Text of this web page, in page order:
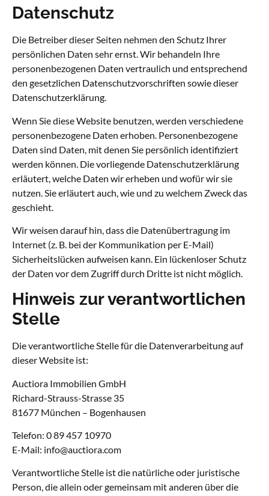
Datenschutz
Die Betreiber dieser Seiten nehmen den Schutz Ihrer
persönlichen Daten sehr ernst. Wir behandeln Ihre
personenbezogenen Daten vertraulich und entsprechend
den gesetzlichen Datenschutzvorschriften sowie dieser
Datenschutzerklärung.
Wenn Sie diese Website benutzen, werden verschiedene
personenbezogene Daten erhoben. Personenbezogene
Daten sind Daten, mit denen Sie persönlich identifiziert
werden können. Die vorliegende Datenschutzerklärung
erläutert, welche Daten wir erheben und wofür wir sie
nutzen. Sie erläutert auch, wie und zu welchem Zweck das
geschieht.
Wir weisen darauf hin, dass die Datenübertragung im
Internet (z. B. bei der Kommunikation per E-Mail)
Sicherheitslücken aufweisen kann. Ein lückenloser Schutz
der Daten vor dem Zugriff durch Dritte ist nicht möglich.
Hinweis zur verantwortlichen
Stelle
Die verantwortliche Stelle für die Datenverarbeitung auf
dieser Website ist:
Auctiora Immobilien GmbH
Richard-Strauss-Strasse 35
81677 München – Bogenhausen
Telefon: 0 89 457 10970
E-Mail: info@auctiora.com
Verantwortliche Stelle ist die natürliche oder juristische
Person, die allein oder gemeinsam mit anderen über die